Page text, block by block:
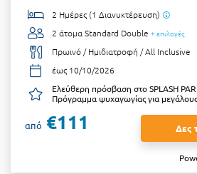
2 Ημέρες (1 Διανυκτέρευση)
2 άτομα Standard Double + επιλογές
Πρωινό / Ημιδιατροφή / All Inclusive
έως 10/10/2026
Ελεύθερη πρόσβαση στο SPLASH
Πρόγραμμα ψυχαγωγίας για μεγάλους
από €111 Δες